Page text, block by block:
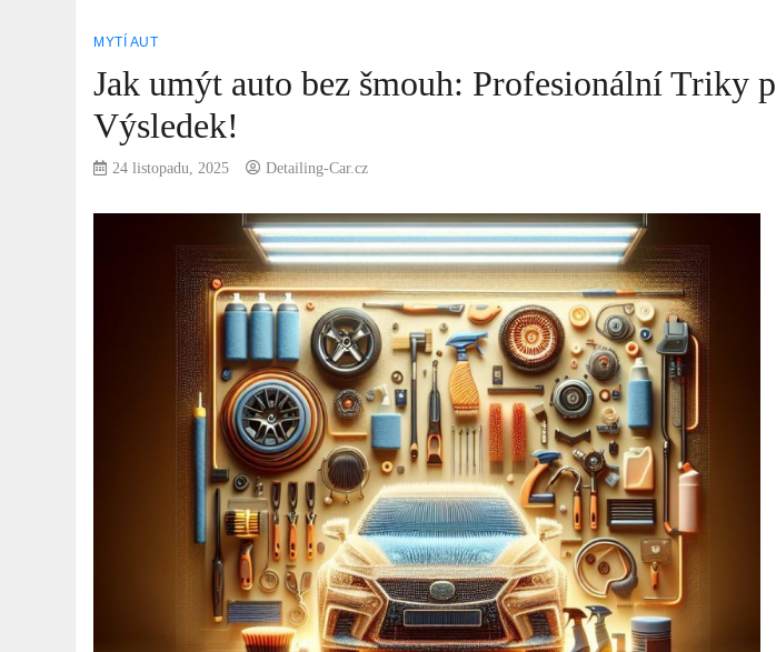
MYTÍ AUT
Jak umýt auto bez šmouh: Profesionální Triky
Výsledek!
24 listopadu, 2025 Detailing-Car.cz